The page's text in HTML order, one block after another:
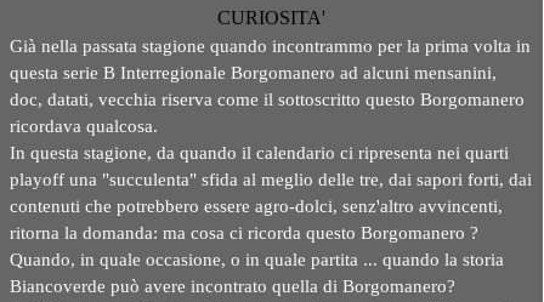
CURIOSITA'
Già nella passata stagione quando incontrammo per la prima volta in
questa serie B Interregionale Borgomanero ad alcuni mensanini,
doc, datati, vecchia riserva come il sottoscritto questo Borgomanero
ricordava qualcosa.
In questa stagione, da quando il calendario ci ripresenta nei quarti
playoff una "succulenta" sfida al meglio delle tre, dai sapori forti, dai
contenuti che potrebbero essere agro-dolci, senz'altro avvincenti,
ritorna la domanda: ma cosa ci ricorda questo Borgomanero ?
Quando, in quale occasione, o in quale partita ... quando la storia
Biancoverde può avere incontrato quella di Borgomanero?